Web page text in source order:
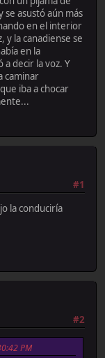
se asustó aún más
en el interior
y la canadiense se
en la
a decir la voz. Y
caminar
iba a chocar
#1
la conduciría
#2
PM